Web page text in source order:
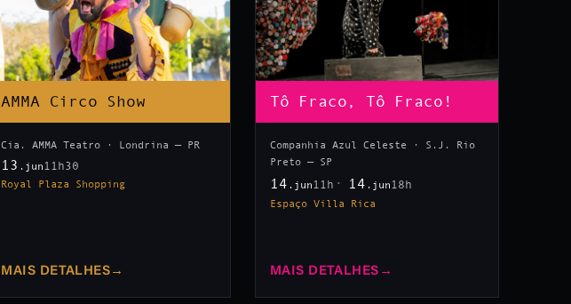
AMMA Circo Show
Cia. AMMA Teatro · Londrina — PR
13 .jun11h30
Royal Plaza Shopping
MAIS DETALHES →
Tô Fraco, Tô Fraco!
Companhia Azul Celeste · S.J. Rio
Preto — SP
14 .jun11h 14 .jun18h
Espaço Villa Rica
MAIS DETALHES →